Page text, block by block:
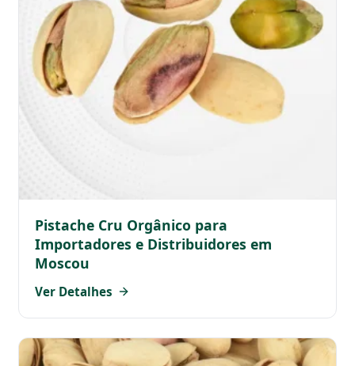
Pistache Cru Orgânico para
Importadores e Distribuidores em
Moscou
Ver Detalhes